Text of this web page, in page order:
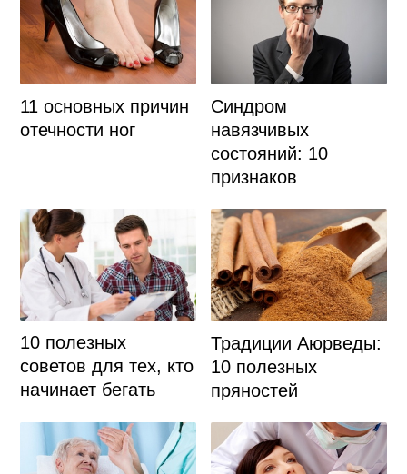
11 основных причин
отечности ног
Синдром
навязчивых
состояний: 10
признаков
10 полезных
советов для тех, кто
начинает бегать
Традиции Аюрведы:
10 полезных
пряностей